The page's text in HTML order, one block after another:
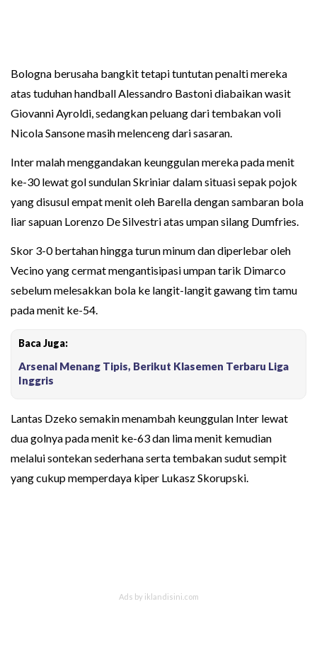
Bologna berusaha bangkit tetapi tuntutan penalti mereka
atas tuduhan handball Alessandro Bastoni diabaikan wasit
Giovanni Ayroldi, sedangkan peluang dari tembakan voli
Nicola Sansone masih melenceng dari sasaran.
Inter malah menggandakan keunggulan mereka pada menit
ke-30 lewat gol sundulan Skriniar dalam situasi sepak pojok
yang disusul empat menit oleh Barella dengan sambaran bola
liar sapuan Lorenzo De Silvestri atas umpan silang Dumfries.
Skor 3-0 bertahan hingga turun minum dan diperlebar oleh
Vecino yang cermat mengantisipasi umpan tarik Dimarco
sebelum melesakkan bola ke langit-langit gawang tim tamu
pada menit ke-54.
Baca Juga:
Arsenal Menang Tipis, Berikut Klasemen Terbaru Liga
Inggris
Lantas Dzeko semakin menambah keunggulan Inter lewat
dua golnya pada menit ke-63 dan lima menit kemudian
melalui sontekan sederhana serta tembakan sudut sempit
yang cukup memperdaya kiper Lukasz Skorupski.